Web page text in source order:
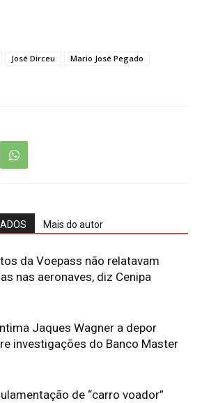
José Dirceu
Mario José Pegado
Mais do autor
da Voepass não relatavam
nas aeronaves, diz Cenipa
Jaques Wagner a depor
investigações do Banco Master
de “carro voador”